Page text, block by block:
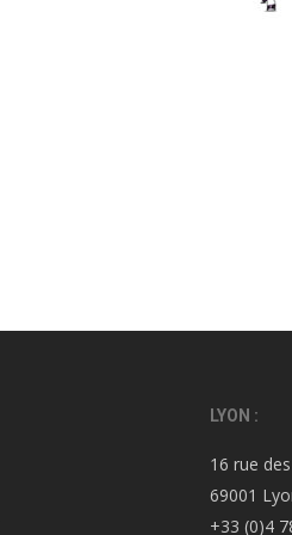
LYON :
16 rue
69001
+33 (0)4